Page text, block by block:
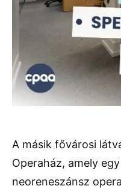
A másik fővárosi
Operaház, amely
neoreneszánsz